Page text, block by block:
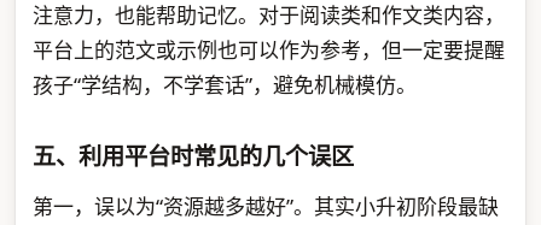
注意力，也能帮助记忆。对于阅读类和作文类内容，
平台上的范文或示例也可以作为参考，但一定要提醒
孩子“学结构，不学套话”，避免机械模仿。
五、利用平台时常见的几个误区
第一，误以为“资源越多越好”。其实小升初阶段最缺